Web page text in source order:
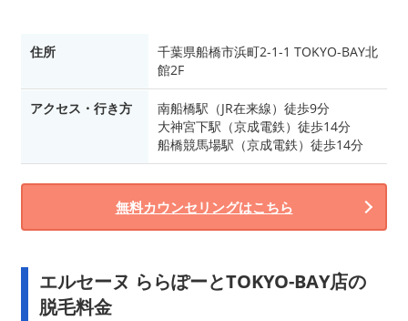
住所
千葉県船橋市浜町2-1-1 TOKYO-BAY北
館2F
アクセス・行き方
南船橋駅（JR在来線）徒歩9分
大神宮下駅（京成電鉄）徒歩14分
船橋競馬場駅（京成電鉄）徒歩14分
無料カウンセリングはこちら
エルセーヌ ららぽーとTOKYO-BAY店の
脱毛料金